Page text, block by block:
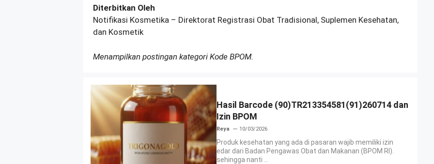
Diterbitkan Oleh
Notifikasi Kosmetika – Direktorat Registrasi Obat Tradisional, Suplemen Kesehatan,
dan Kosmetik
Menampilkan postingan kategori Kode BPOM.
Hasil Barcode (90)TR213354581(91)260714 dan
Izin BPOM
Reya 10/03/2026
Produk kesehatan yang ada di pasaran wajib memiliki izin
edar dari Badan Pengawas Obat dan Makanan (BPOM RI).
sehingga nanti ...